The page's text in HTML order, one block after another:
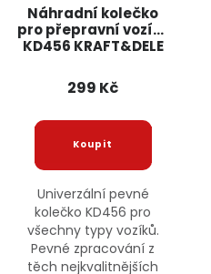
Náhradní kolečko
pro přepravní vozíky
KD456 KRAFT&DELE
299 Kč
Univerzální pevné
kolečko KD456 pro
všechny typy vozíků.
Pevné zpracování z
těch nejkvalitnějších